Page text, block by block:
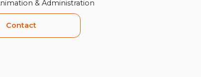
& Administration
Contact